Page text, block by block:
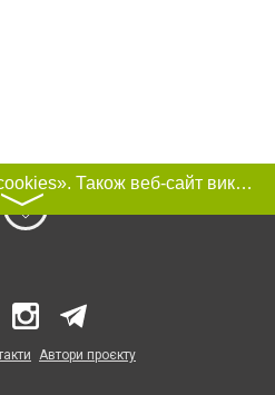
Цей сайт використовує «cookies». Також веб-сайт використовує інтернет-сервіс для збору технічних даних стосовно відвідувачів з метою отримання маркетингової та статистичної інформації. Умови обробки даних відвідувачів сайту див.
〉
Автори проєкту